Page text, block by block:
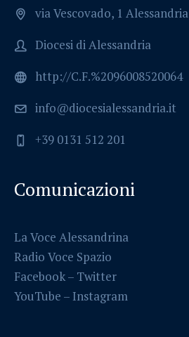
via Vescovado, 1 Alessandria
Diocesi di Alessandria
http://C.F.%2096008520064
info@diocesialessandria.it
+39 0131 512 201
Comunicazioni
La Voce Alessandrina
Radio Voce Spazio
Facebook– Twitter
YouTube – Instagram